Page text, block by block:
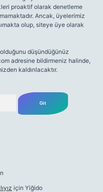
proaktif olarak denetleme
Ancak, üyelerimiz
olup, siteye üye olarak
düşündüğünüz
adresine bildirmeniz halinde,
kaldırılacaktır.
için Yiğido